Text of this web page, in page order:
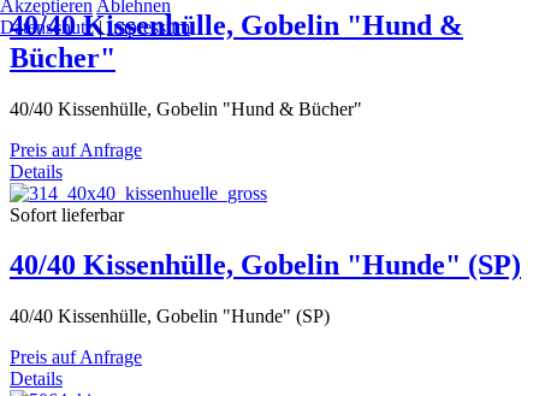
40/40 Kissenhülle, Gobelin "Hund &
Bücher"
40/40 Kissenhülle, Gobelin "Hund & Bücher"
Preis auf Anfrage
Details
Sofort lieferbar
40/40 Kissenhülle, Gobelin "Hunde" (SP)
40/40 Kissenhülle, Gobelin "Hunde" (SP)
Preis auf Anfrage
Details
Akzeptieren Ablehnen
Datenschutz|Impressum